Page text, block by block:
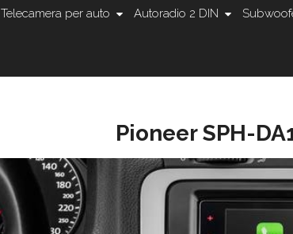
Telecamera per auto Autoradio 2 DIN
Pioneer SPH-